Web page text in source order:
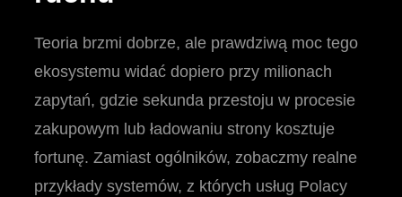
Teoria brzmi dobrze, ale prawdziwą moc tego
ekosystemu widać dopiero przy milionach
zapytań, gdzie sekunda przestoju w procesie
zakupowym lub ładowaniu strony kosztuje
fortunę. Zamiast ogólników, zobaczmy realne
przykłady systemów, z których usług Polacy